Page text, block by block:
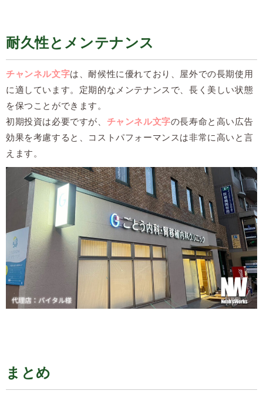
耐久性とメンテナンス
チャンネル文字は、耐候性に優れており、屋外での長期使用
に適しています。定期的なメンテナンスで、長く美しい状態
を保つことができます。
初期投資は必要ですが、 チャンネル文字の長寿命と高い広告
効果を考慮すると、コストパフォーマンスは非常に高いと言
えます。
まとめ